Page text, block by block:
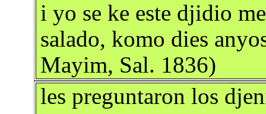
i yo se ke este djidio
salado, komo dies
Mayim, Sal. 1836)
les preguntaron los